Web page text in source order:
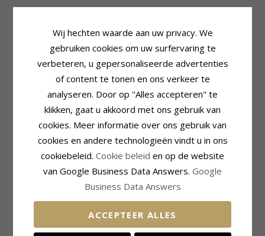
Productinformatie
Hart
Hanger:Hanger
Edelmetaal:9 Karaat Goud
Oppervlak:Glanzend
Steen
Aantal:20
Kleur: Witte
Steen: Zirkoon
Zetting
Lengte Incl. Bijl:19,3 mm
Lengte Excl. Bijl:13,9 mm
Breedte:
15,0 mm
Levertijd
Past Bij Gouden Ketting Met
Slang Max.: 1,2 mm
Venetiaans Max.:
RECENT BEKEKEN PRODUCTEN
Wij hechten waarde aan uw privacy. We
gebruiken cookies om uw surfervaring te
verbeteren, u gepersonaliseerde advertenties
of content te tonen en ons verkeer te
analyseren. Door op "Alles accepteren" te
klikken, gaat u akkoord met ons gebruik van
cookies. Meer informatie over ons gebruik van
cookies en andere technologieën vindt u in ons
cookiebeleid. Cookie beleid en op de website
van Google Business Data Answers. Google
Business Data Answers
ACCEPTEER ALLES